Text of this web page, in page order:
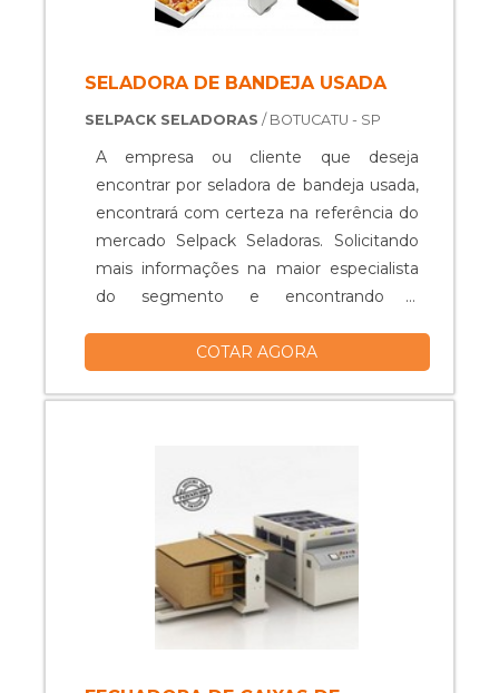
SELADORA DE BANDEJA USADA
SELPACK SELADORAS / BOTUCATU - SP
A empresa ou cliente que deseja
encontrar por seladora de bandeja usada,
encontrará com certeza na referência do
mercado Selpack Seladoras. Solicitando
mais informações na maior especialista
do segmento e encontrando a
Quando a temática é seladora de bandeja
Selpack Seladoras irá encontrar ótima
INFORMAÇÕES SOBRE SELADORA DE
BANDEJA USADA A Selpack Seladoras
centraliza seus esforços em criar aos
parceiros uma estrutura com escritório
de alta qualidade onde são realizadas as
atividades e estrutura suficiente para
para garantir que se tenha seladora de
COTAR AGORA